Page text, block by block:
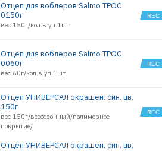
Отцеп для воблеров Salmo ТРОС
0150г
вес 150г/кол.в уп.1шт
Отцеп для воблеров Salmo ТРОС
0060г
вес 60г/кол.в уп.1шт
Отцеп УНИВЕРСАЛ окрашен. син. цв.
150г
вес 150г/всесезонный/полимерное
покрытие/
Отцеп УНИВЕРСАЛ окрашен. син. цв.